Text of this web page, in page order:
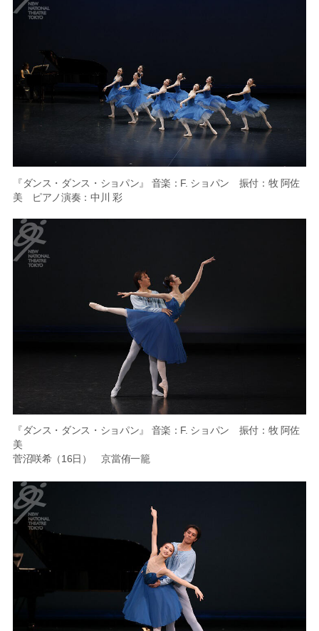
『ダンス・ダンス・ショパン』 音楽：F. ショパン 振付：牧 阿佐
美 ピアノ演奏：中川 彩
『ダンス・ダンス・ショパン』 音楽：F. ショパン 振付：牧 阿佐
美
菅沼咲希（16日） 京當侑一籠